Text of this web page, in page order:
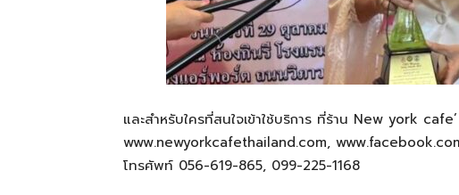
และสำหรับใครที่สนใจเข้าใช้บริการ ที่ร้าน New york
www.newyorkcafethailand.com,
โทรศัพท์ 056-619-865, 099-225-1168